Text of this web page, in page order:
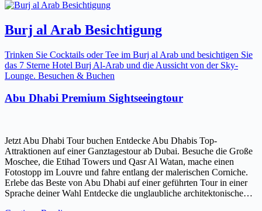
Burj al Arab Besichtigung
Trinken Sie Cocktails oder Tee im Burj al Arab und besichtigen Sie
das 7 Sterne Hotel Burj Al-Arab und die Aussicht von der Sky-
Lounge. Besuchen & Buchen
Abu Dhabi Premium Sightseeingtour
Jetzt Abu Dhabi Tour buchen Entdecke Abu Dhabis Top-
Attraktionen auf einer Ganztagestour ab Dubai. Besuche die Große
Moschee, die Etihad Towers und Qasr Al Watan, mache einen
Fotostopp im Louvre und fahre entlang der malerischen Corniche.
Erlebe das Beste von Abu Dhabi auf einer geführten Tour in einer
Sprache deiner Wahl Entdecke die unglaubliche architektonische…